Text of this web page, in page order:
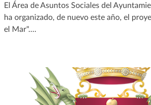
El Área de Asuntos Sociales del
ha organizado, de nuevo este año, el
el Mar".…